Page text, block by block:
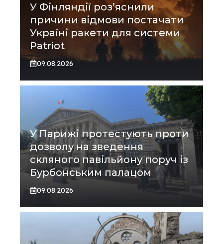
У Фінляндії роз’яснили
причини відмови постачати
Україні ракети для системи
Patriot
09.08.2026
У Парижі протестують проти
дозволу на зведення
скляного павільйону поруч із
Бурбонським палацом
09.08.2026